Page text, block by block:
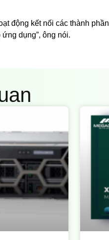
động kết nối các thành phần
dụng”, ông nói.